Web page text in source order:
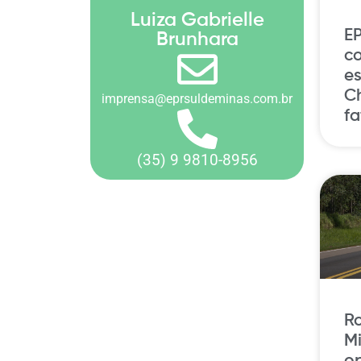
Luiza Gabrielle
Brunhara
imprensa@eprsuldeminas.com.br
(35) 9 9810-8956